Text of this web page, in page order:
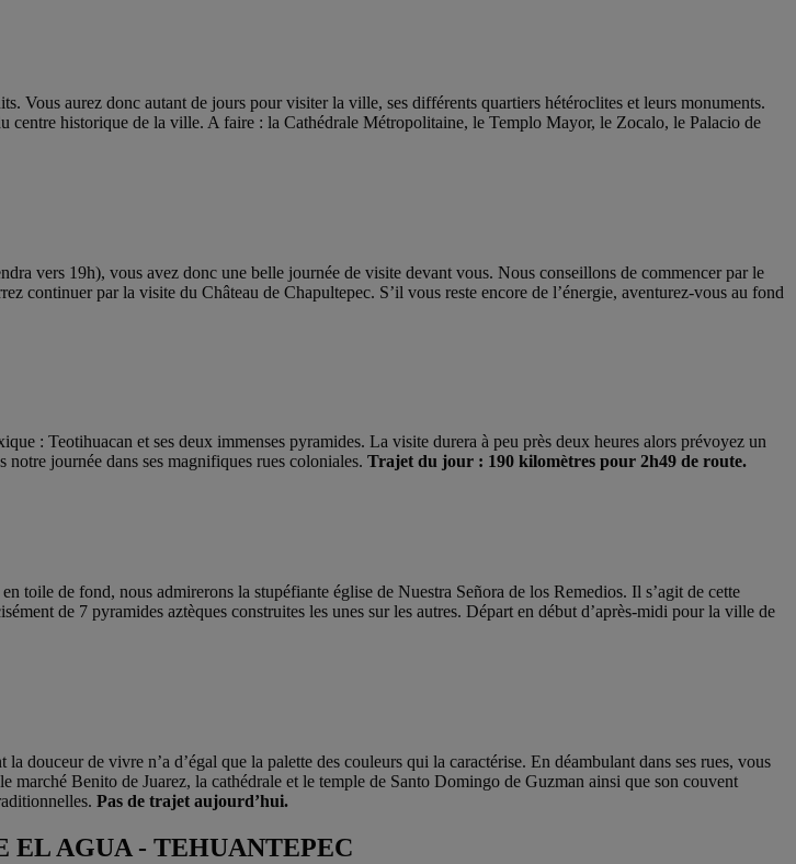
Vous aurez donc autant de jours pour visiter la ville, ses différents quartiers hétéroclites et leurs monuments.
centre historique de la ville. A faire : la Cathédrale Métropolitaine, le Templo Mayor, le Zocalo, le Palacio de
vers 19h), vous avez donc une belle journée de visite devant vous. Nous conseillons de commencer par le
continuer par la visite du Château de Chapultepec. S’il vous reste encore de l’énergie, aventurez-vous au fond
: Teotihuacan et ses deux immenses pyramides. La visite durera à peu près deux heures alors prévoyez un
journée dans ses magnifiques rues coloniales. Trajet du jour : 190 kilomètres pour 2h49 de route.
toile de fond, nous admirerons la stupéfiante église de Nuestra Señora de los Remedios. Il s’agit de cette
de 7 pyramides aztèques construites les unes sur les autres. Départ en début d’après-midi pour la ville de
douceur de vivre n’a d’égal que la palette des couleurs qui la caractérise. En déambulant dans ses rues, vous
Benito de Juarez, la cathédrale et le temple de Santo Domingo de Guzman ainsi que son couvent
Pas de trajet aujourd’hui.
EL AGUA - TEHUANTEPEC